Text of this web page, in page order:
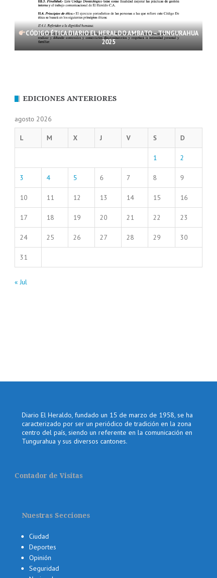
CÓDIGO ÉTICA DIARIO EL HERALDO AMBATO – TUNGURAHUA
2025
EDICIONES ANTERIORES
agosto 2026
L M X J V S D
1 2
3 4 5 6 7 8 9
10 11 12 13 14 15 16
17 18 19 20 21 22 23
24 25 26 27 28 29 30
31
« Jul
Diario El Heraldo, fundado un 15 de marzo de 1958, se ha
caracterizado por ser un periódico de tradición en la zona
centro del país, siendo un referente en la comunicación en
Tungurahua y sus diversos cantones.
Contador de Visitas
Nuestras Secciones
Ciudad
Deportes
Opinión
Seguridad